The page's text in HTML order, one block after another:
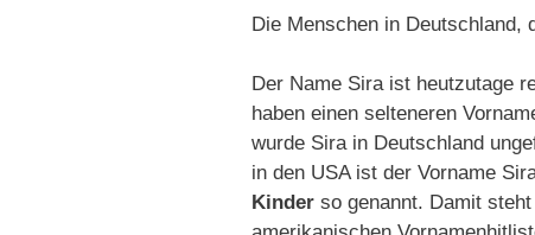
Die Menschen in Deutschland,
Der Name Sira ist heutzutage
haben einen selteneren
wurde Sira in Deutschland
in den USA ist der Vorname
Kinder so genannt. Damit